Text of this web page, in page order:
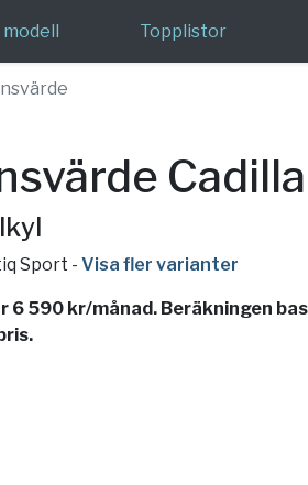
Topplistor
Sport - Visa fler varianter
6 590 kr/månad. Beräkningen